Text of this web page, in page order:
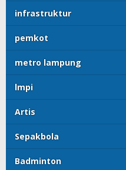
infrastruktur
pemkot
metro lampung
lmpi
Artis
Sepakbola
Badminton